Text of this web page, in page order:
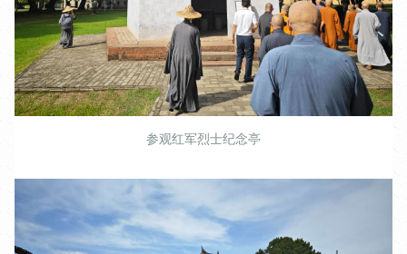
参观红军烈士纪念亭